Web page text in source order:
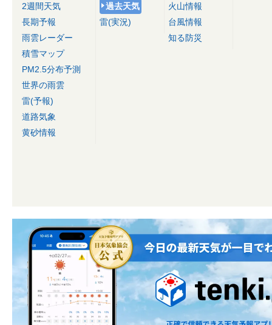
2週間天気
長期予報
雨雲レーダー
積雪マップ
PM2.5分布予測
世界の雨雲
雷(予報)
道路気象
黄砂情報
過去天気
雷(実況)
火山情報
台風情報
知る防災